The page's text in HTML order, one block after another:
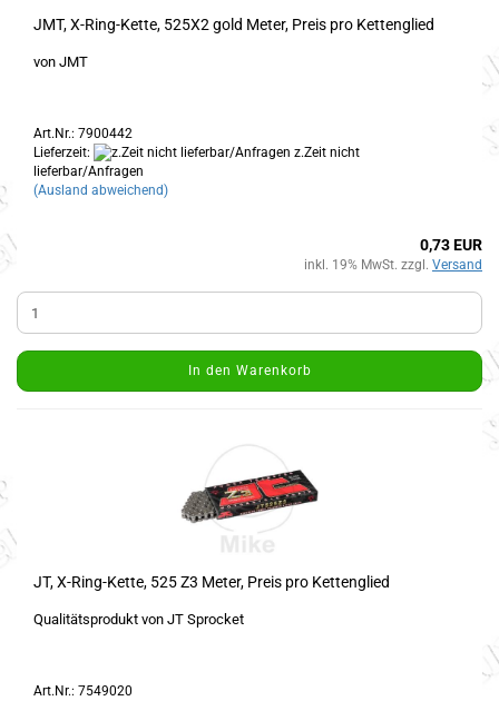
JMT, X-Ring-Kette, 525X2 gold Meter, Preis pro Kettenglied
von JMT
Art.Nr.: 7900442
Lieferzeit:
z.Zeit nicht
lieferbar/Anfragen
(Ausland abweichend)
0,73 EUR
inkl. 19% MwSt. zzgl. Versand
In den Warenkorb
JT, X-Ring-Kette, 525 Z3 Meter, Preis pro Kettenglied
Qualitätsprodukt von JT Sprocket
Art.Nr.: 7549020